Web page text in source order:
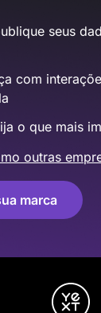
seus
com
o que mais
outras
marca